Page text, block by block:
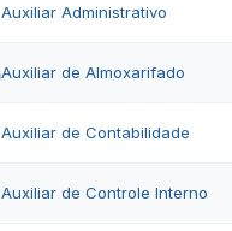
Auxiliar Administrativo
Auxiliar de Almoxarifado
Auxiliar de Contabilidade
Auxiliar de Controle Interno